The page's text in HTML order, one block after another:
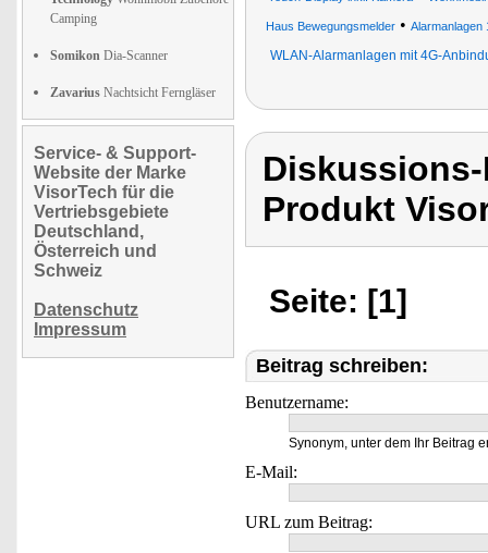
Camping
Somikon Dia-Scanner
Zavarius Nachtsicht Ferngläser
Service- & Support-
Website der Marke
VisorTech für die
Vertriebsgebiete
Deutschland,
Österreich und
Schweiz
Datenschutz
Impressum
Haus Bewegungsmelder• Alarmanlagen
WLAN-Alarmanlagen mit 4G-
Produkt
Seite: [1]
Beitrag schreiben:
Benutzername:
Synonym, unter dem Ihr Beitrag
E-Mail:
URL zum Beitrag: